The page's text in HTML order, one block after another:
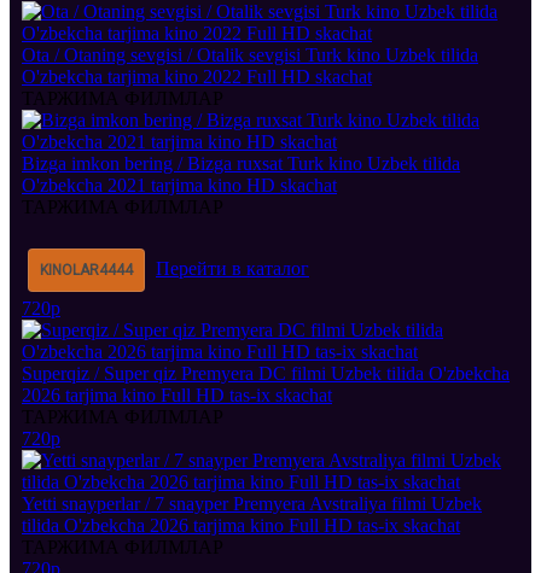
Ota / Otaning sevgisi / Otalik sevgisi Turk kino Uzbek tilida
O'zbekcha tarjima kino 2022 Full HD skachat
ТАРЖИМА ФИЛМЛАР
Bizga imkon bering / Bizga ruxsat Turk kino Uzbek tilida
O'zbekcha 2021 tarjima kino HD skachat
ТАРЖИМА ФИЛМЛАР
KINOLAR4444
Перейти в каталог
720p
Superqiz / Super qiz Premyera DC filmi Uzbek tilida O'zbekcha
2026 tarjima kino Full HD tas-ix skachat
ТАРЖИМА ФИЛМЛАР
720p
Yetti snayperlar / 7 snayper Premyera Avstraliya filmi Uzbek
tilida O'zbekcha 2026 tarjima kino Full HD tas-ix skachat
ТАРЖИМА ФИЛМЛАР
720p